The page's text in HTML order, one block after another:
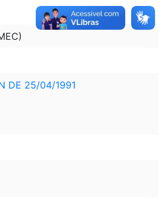
DE 25/04/1991